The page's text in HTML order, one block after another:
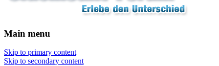
Main menu
Skip to primary content
Skip to secondary content